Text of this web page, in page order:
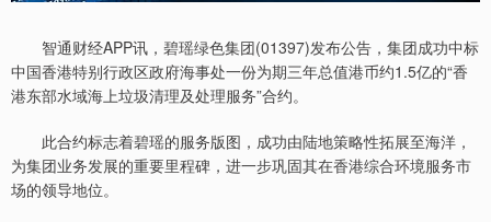
智通财经APP讯，碧瑶绿色集团(01397)发布公告，集团成功中标
中国香港特别行政区政府海事处一份为期三年总值港币约1.5亿的“香
港东部水域海上垃圾清理及处理服务”合约。
此合约标志着碧瑶的服务版图，成功由陆地策略性拓展至海洋，
为集团业务发展的重要里程碑，进一步巩固其在香港综合环境服务市
场的领导地位。